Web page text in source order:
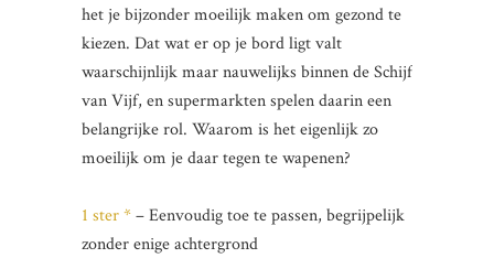
het je bijzonder moeilijk maken om gezond te
kiezen. Dat wat er op je bord ligt valt
waarschijnlijk maar nauwelijks binnen de Schijf
van Vijf, en supermarkten spelen daarin een
belangrijke rol. Waarom is het eigenlijk zo
moeilijk om je daar tegen te wapenen?
1 ster *– Eenvoudig toe te passen, begrijpelijk
zonder enige achtergrond